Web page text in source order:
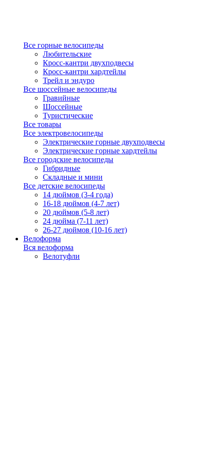
Все горные велосипеды
Любительские
Кросс-кантри двухподвесы
Кросс-кантри хардтейлы
Трейл и эндуро
Все шоссейные велосипеды
Гравийные
Шоссейные
Туристические
Все товары
Все электровелосипеды
Электрические горные двухподвесы
Электрические горные хардтейлы
Все городские велосипеды
Гибридные
Складные и мини
Все детские велосипеды
14 дюймов (3-4 года)
16-18 дюймов (4-7 лет)
20 дюймов (5-8 лет)
24 дюйма (7-11 лет)
26-27 дюймов (10-16 лет)
Велоформа
Вся велоформа
Велотуфли